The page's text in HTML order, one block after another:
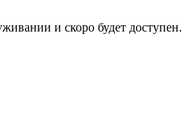
и скоро будет доступен.